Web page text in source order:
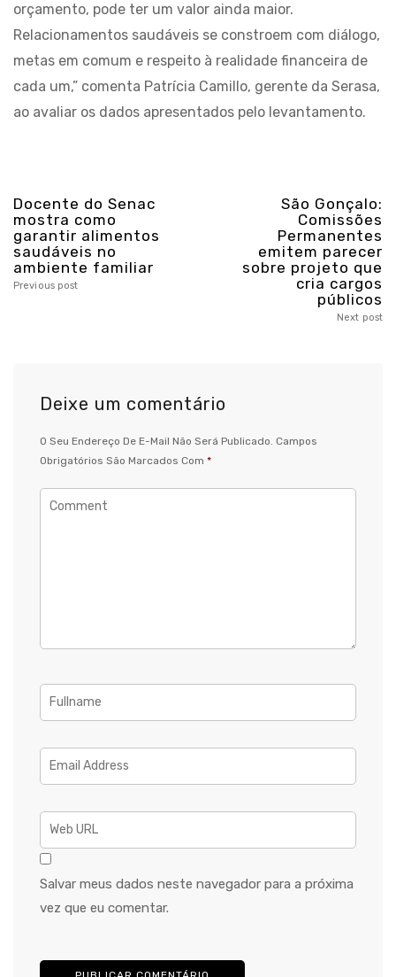
orçamento, pode ter um valor ainda maior.
Relacionamentos saudáveis se constroem com diálogo,
metas em comum e respeito à realidade financeira de
cada um,” comenta Patrícia Camillo, gerente da Serasa,
ao avaliar os dados apresentados pelo levantamento.
Docente do Senac
mostra como
garantir alimentos
saudáveis no
ambiente familiar
Previous post
São Gonçalo:
Comissões
Permanentes
emitem parecer
sobre projeto que
cria cargos
públicos
Next post
Deixe um comentário
O Seu Endereço De E-Mail Não Será Publicado. Campos
Obrigatórios São Marcados Com *
Salvar meus dados neste navegador para a próxima
vez que eu comentar.